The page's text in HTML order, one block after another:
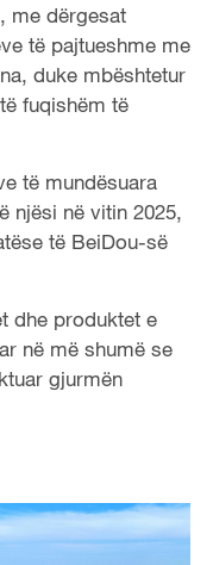
me dërgesat
të pajtueshme me
duke mbështetur
fuqishëm të
të mundësuara
njësi në vitin 2025,
të BeiDou-së
dhe produktet e
në më shumë se
gjurmën